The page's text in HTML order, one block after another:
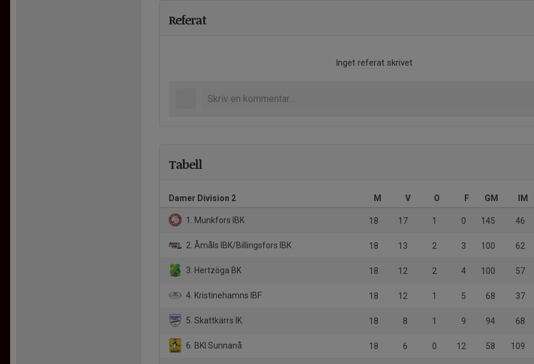
Referat
Inget referat skrivet
Tabell
Damer Division 2 M V O F GM IM
1. Munkfors IBK 18 17 1 0 145 46
2. Åmåls IBK/Billingsfors IBK 18 13 2 3 100 62
3. Hertzöga BK 18 12 2 4 100 57
4. Kristinehamns IBF 18 12 1 5 68 37
5. Skattkärrs IK 18 8 1 9 94 68
6. BKI Sunnanå 18 6 0 12 58 109